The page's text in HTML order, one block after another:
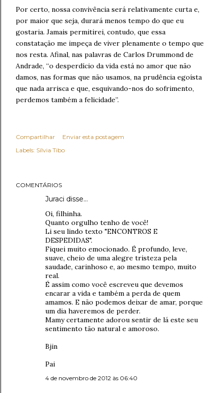
Por certo, nossa convivência será relativamente curta e,
por maior que seja, durará menos tempo do que eu
gostaria. Jamais permitirei, contudo, que essa
constatação me impeça de viver plenamente o tempo que
nos resta. Afinal, nas palavras de Carlos Drummond de
Andrade, “o desperdício da vida está no amor que não
damos, nas formas que não usamos, na prudência egoísta
que nada arrisca e que, esquivando-nos do sofrimento,
perdemos também a felicidade”.
Compartilhar
Enviar esta postagem
Labels: Sílvia Tibo
COMENTÁRIOS
Juraci disse…
Oi, filhinha.
Quanto orgulho tenho de você!
Li seu lindo texto "ENCONTROS E
DESPEDIDAS".
Fiquei muito emocionado. É profundo, leve,
suave, cheio de uma alegre tristeza pela
saudade, carinhoso e, ao mesmo tempo, muito
real.
É assim como você escreveu que devemos
encarar a vida e também a perda de quem
amamos. E não podemos deixar de amar, porque
um dia haveremos de perder.
Mamy certamente adorou sentir de lá este seu
sentimento tão natural e amoroso.
Bjin
Pai
4 de novembro de 2012 às 06:40